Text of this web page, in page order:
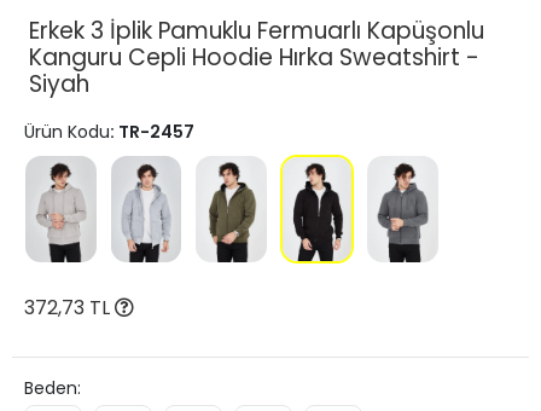
Erkek 3 İplik Pamuklu Fermuarlı Kapüşonlu
Kanguru Cepli Hoodie Hırka Sweatshirt -
Siyah
Ürün Kodu: TR-2457
372,73 TL
Beden: